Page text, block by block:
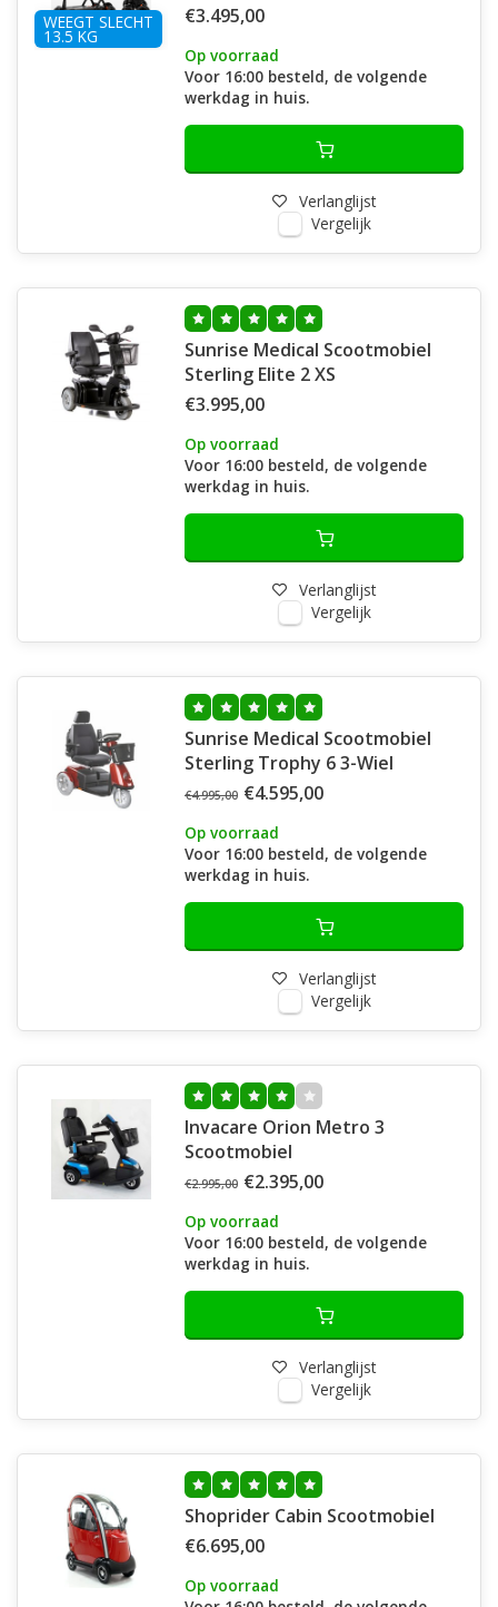
WEEGT SLECHT
13.5 KG
€3.495,00
Op voorraad
Voor 16:00 besteld, de volgende
werkdag in huis.
Verlanglijst
Vergelijk
Sunrise Medical Scootmobiel
Sterling Elite 2 XS
€3.995,00
Op voorraad
Voor 16:00 besteld, de volgende
werkdag in huis.
Verlanglijst
Vergelijk
Sunrise Medical Scootmobiel
Sterling Trophy 6 3-Wiel
€4.995,00 €4.595,00
Op voorraad
Voor 16:00 besteld, de volgende
werkdag in huis.
Verlanglijst
Vergelijk
Invacare Orion Metro 3
Scootmobiel
€2.995,00 €2.395,00
Op voorraad
Voor 16:00 besteld, de volgende
werkdag in huis.
Verlanglijst
Vergelijk
Shoprider Cabin Scootmobiel
€6.695,00
Op voorraad